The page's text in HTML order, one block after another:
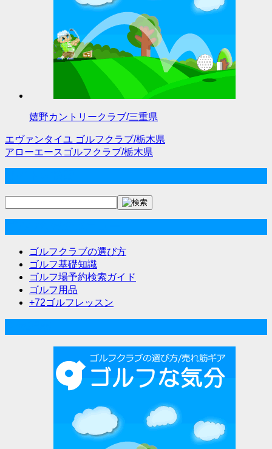
嬉野カントリークラブ/三重県
投
稿
ビ
エヴァンタイユ ゴルフクラブ/栃木県
アローエースゴルフクラブ/栃木県
ゴルフクラブの選び方
ゴルフ基礎知識
ゴルフ場予約検索ガイド
ゴルフ用品
+72ゴルフレッスン